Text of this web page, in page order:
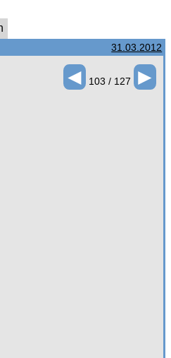
31.03.2012
◄ 103 / 127 ►